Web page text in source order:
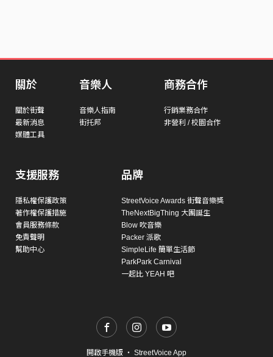
關於
關於街聲
最新消息
媒體工具
音樂人
音樂人指南
街托邦
商務合作
行銷業務合作
非營利 / 校園合作
支援服務
隱私權保護政策
著作權保護措施
會員服務條款
免責聲明
幫助中心
品牌
StreetVoice Awards 街聲音樂獎
TheNextBigThing 大團誕生
Blow 吹音樂
Packer 派歌
SimpleLife 簡單生活節
ParkPark Carnival
一起比 YEAH 吧
開啟手機版 ・ StreetVoice App